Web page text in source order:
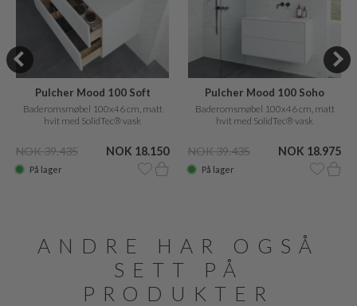
Pulcher Mood 100 Soft
Baderomsmøbel 100x46 cm, matt
hvit med SolidTec® vask
NOK 39.435 NOK 18.150
På lager
Pulcher Mood 100 Soho
Baderomsmøbel 100x46 cm, matt
hvit med SolidTec® vask
NOK 39.435 NOK 18.975
På lager
ANDRE HAR OGSÅ
SETT PÅ
PRODUKTER